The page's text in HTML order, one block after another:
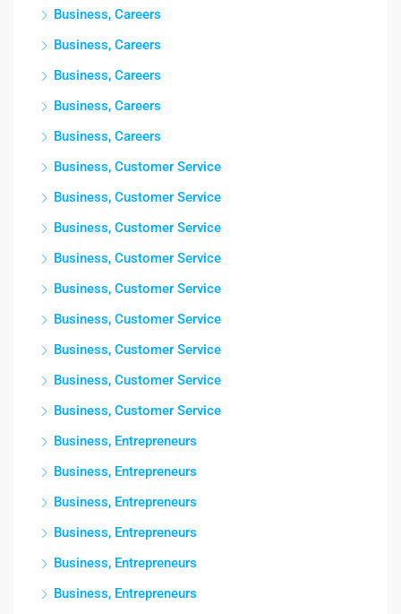
Business, Careers
Business, Careers
Business, Careers
Business, Careers
Business, Careers
Business, Customer Service
Business, Customer Service
Business, Customer Service
Business, Customer Service
Business, Customer Service
Business, Customer Service
Business, Customer Service
Business, Customer Service
Business, Customer Service
Business, Entrepreneurs
Business, Entrepreneurs
Business, Entrepreneurs
Business, Entrepreneurs
Business, Entrepreneurs
Business, Entrepreneurs